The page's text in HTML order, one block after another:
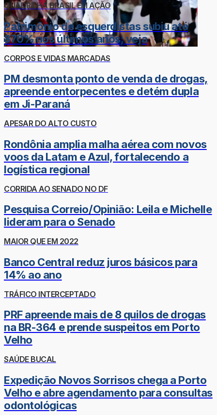
QUADRILHA BRASIL EM AÇÃO
Patrimônio de esquerdistas subiu até
870% nos últimos anos; veja
CORPOS E VIDAS MARCADAS
PM desmonta ponto de venda de drogas,
apreende entorpecentes e detém dupla
em Ji-Paraná
APESAR DO ALTO CUSTO
Rondônia amplia malha aérea com novos
voos da Latam e Azul, fortalecendo a
logística regional
CORRIDA AO SENADO NO DF
Pesquisa Correio/Opinião: Leila e Michelle
lideram para o Senado
MAIOR QUE EM 2022
Banco Central reduz juros básicos para
14% ao ano
TRÁFICO INTERCEPTADO
PRF apreende mais de 8 quilos de drogas
na BR-364 e prende suspeitos em Porto
Velho
SAÚDE BUCAL
Expedição Novos Sorrisos chega a Porto
Velho e abre agendamento para consultas
odontológicas